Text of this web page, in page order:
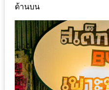
โล่
พร้อม
ช้อป
ด้านบน